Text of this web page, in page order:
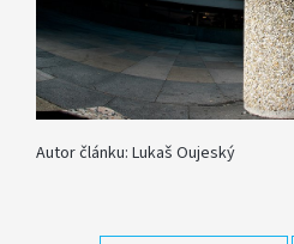
Autor článku: Lukaš Oujeský